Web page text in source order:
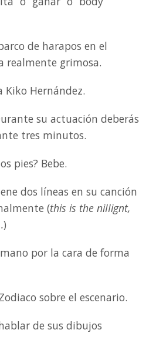
de harapos en el
realmente grimosa.
Kiko Hernández.
su actuación deberás
tres minutos.
pies? Bebe.
dos líneas en su canción
(this is the niIIignt,
)
por la cara de forma
sobre el escenario.
de sus dibujos